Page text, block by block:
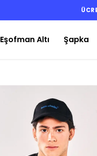
Eşofman Altı Şapka